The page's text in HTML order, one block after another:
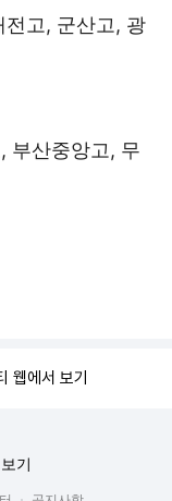
전고, 군산고, 광
부산중앙고, 무
웹에서 보기
기